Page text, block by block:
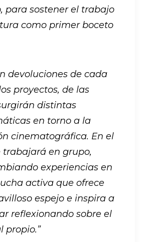
para sostener el trabajo
como primer boceto
devoluciones de cada
proyectos, de las
distintas
en torno a la
cinematográfica. En el
trabajará en grupo,
experiencias en
activa que ofrece
espejo e inspira a
reflexionando sobre el
propio.”